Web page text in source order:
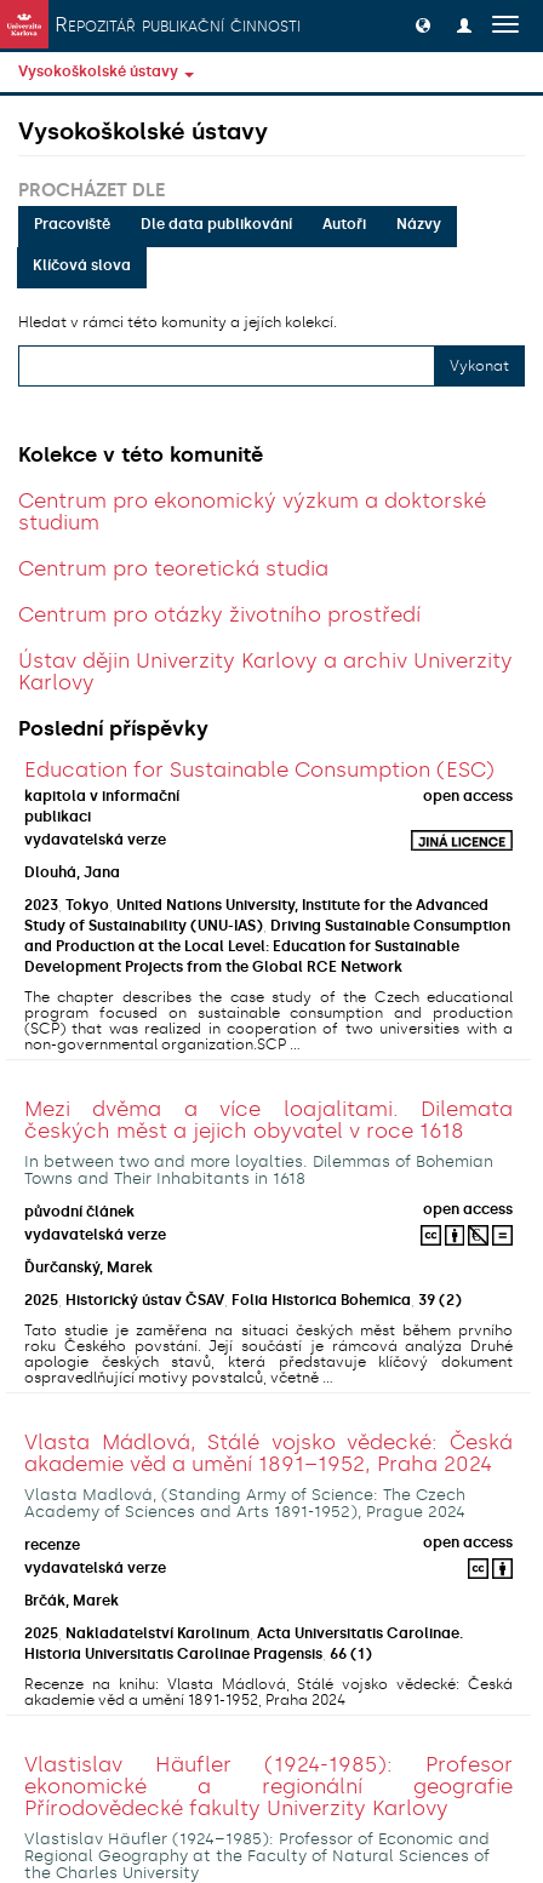
Přeskočit na obsah
Repozitář publikační činnosti
Vysokoškolské ústavy
Vysokoškolské ústavy
PROCHÁZET DLE
Pracoviště Dle data publikování Autoři Názvy
Klíčová slova
Hledat v rámci této komunity a jejích kolekcí.
Vykonat
Kolekce v této komunitě
Centrum pro ekonomický výzkum a doktorské
studium
Centrum pro teoretická studia
Centrum pro otázky životního prostředí
Ústav dějin Univerzity Karlovy a archiv Univerzity
Karlovy
Poslední příspěvky
Education for Sustainable Consumption (ESC)
kapitola v informační
publikaci
open access
vydavatelská verze
Dlouhá, Jana
2023 Tokyo United Nations University, Institute for the Advanced
Study of Sustainability (UNU-IAS) Driving Sustainable Consumption
and Production at the Local Level: Education for Sustainable
Development Projects from the Global RCE Network
The chapter describes the case study of the Czech educational
program focused on sustainable consumption and production
(SCP) that was realized in cooperation of two universities with a
non-governmental organization.SCP ...
Mezi dvěma a více loajalitami. Dilemata
českých měst a jejich obyvatel v roce 1618
In between two and more loyalties. Dilemmas of Bohemian
Towns and Their Inhabitants in 1618
původní článek
open access
vydavatelská verze
Ďurčanský, Marek
2025 Historický ústav ČSAV Folia Historica Bohemica 39 (2)
Tato studie je zaměřena na situaci českých měst během prvního
roku Českého povstání. Její součástí je rámcová analýza Druhé
apologie českých stavů, která představuje klíčový dokument
ospravedlňující motivy povstalců, včetně ...
Vlasta Mádlová, Stálé vojsko vědecké: Česká
akademie věd a umění 1891–1952, Praha 2024
Vlasta Madlová, (Standing Army of Science: The Czech
Academy of Sciences and Arts 1891-1952), Prague 2024
recenze
open access
vydavatelská verze
Brčák, Marek
2025 Nakladatelství Karolinum Acta Universitatis Carolinae.
Historia Universitatis Carolinae Pragensis 66 (1)
Recenze na knihu: Vlasta Mádlová, Stálé vojsko vědecké: Česká
akademie věd a umění 1891-1952, Praha 2024
Vlastislav Häufler (1924-1985): Profesor
ekonomické a regionální geografie
Přírodovědecké fakulty Univerzity Karlovy
Vlastislav Häufler (1924–1985): Professor of Economic and
Regional Geography at the Faculty of Natural Sciences of
the Charles University